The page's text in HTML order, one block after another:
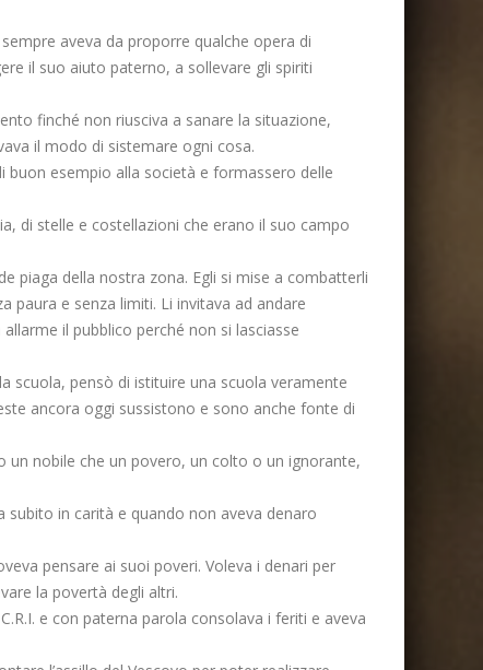
aveva da proporre qualche opera di
il suo aiuto paterno, a sollevare gli spiriti
finché non riusciva a sanare la situazione,
il modo di sistemare ogni cosa.
esempio alla società e formassero delle
di stelle e costellazioni che erano il suo campo
piaga della nostra zona. Egli si mise a combatterli
paura e senza limiti. Li invitava ad andare
il pubblico perché non si lasciasse
scuola, pensò di istituire una scuola veramente
ancora oggi sussistono e sono anche fonte di
nobile che un povero, un colto o un ignorante,
subito in carità e quando non aveva denaro
pensare ai suoi poveri. Voleva i denari per
la povertà degli altri.
e con paterna parola consolava i feriti e aveva